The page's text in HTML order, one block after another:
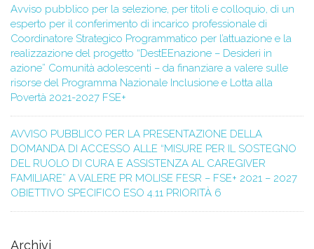
Avviso pubblico per la selezione, per titoli e colloquio, di un
esperto per il conferimento di incarico professionale di
Coordinatore Strategico Programmatico per l’attuazione e la
realizzazione del progetto “DestEEnazione – Desideri in
azione” Comunità adolescenti – da finanziare a valere sulle
risorse del Programma Nazionale Inclusione e Lotta alla
Povertà 2021-2027 FSE+
AVVISO PUBBLICO PER LA PRESENTAZIONE DELLA
DOMANDA DI ACCESSO ALLE “MISURE PER IL SOSTEGNO
DEL RUOLO DI CURA E ASSISTENZA AL CAREGIVER
FAMILIARE” A VALERE PR MOLISE FESR – FSE+ 2021 – 2027
OBIETTIVO SPECIFICO ESO 4.11 PRIORITÀ 6
Archivi